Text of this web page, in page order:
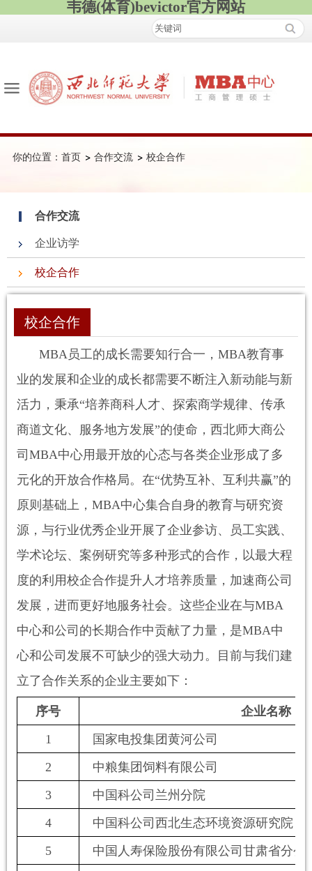
韦德(体育)bevictor官方网站
你的位置： 首页 合作交流 校企合作
合作交流
企业访学
校企合作
校企合作
MBA员工的成长需要知行合一， MBA教育事
业的发展和企业的成长都需要不断注入新动能与新
活力，秉承“培养商科人才、探索商学规律、传承
商道文化、服务地方发展”的使命，西北师大商公
司 MBA中心用最开放的心态与各类企业形成了多
元化的开放合作格局。在“优势互补、互利共赢”的
原则基础上， MBA中心集合自身的教育与研究资
源，与行业优秀企业开展了企业参访、员工实践、
学术论坛、案例研究等多种形式的合作，以最大程
度的利用校企合作提升人才培养质量，加速商公司
发展，进而更好地服务社会。这些企业在与MBA
中心和公司的长期合作中贡献了力量，是MBA中
心和公司发展不可缺少的强大动力。目前与我们建
立了合作关系的企业主要如下：
序号
企业名称
1
国家电投集团黄河公司
2
中粮集团饲料有限公司
3
中国科公司兰州分院
4
中国科公司西北生态环境资源研究院
5
中国人寿保险股份有限公司甘肃省分公